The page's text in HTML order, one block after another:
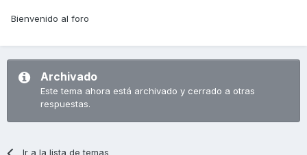
Bienvenido al foro
Archivado
Este tema ahora está archivado y cerrado a otras
respuestas.
Ir a la lista de temas